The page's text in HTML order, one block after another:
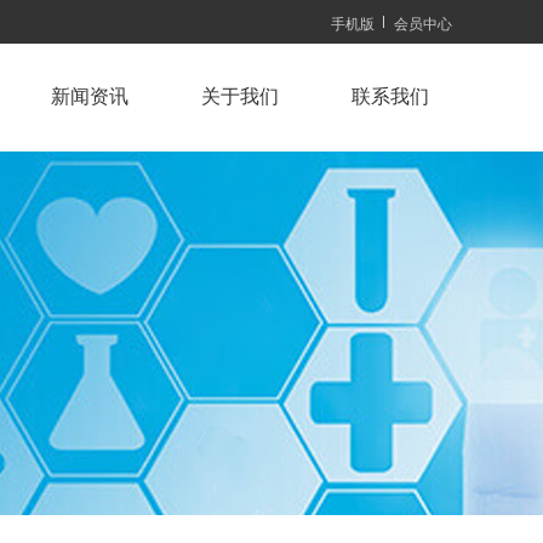
手机版 会员中心
新闻资讯 关于我们 联系我们